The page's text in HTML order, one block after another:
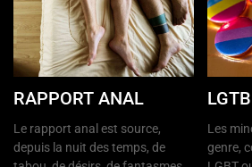
RAPPORT ANAL
Le rapport anal est source,
depuis la nuit des temps, de
Les
genre,